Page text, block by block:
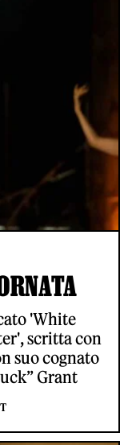
'White
scritta con
suo cognato
Grant